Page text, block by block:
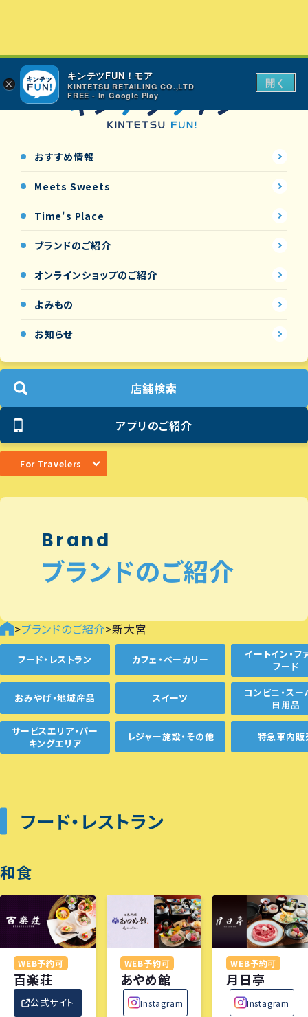
おすすめ情報
Meets Sweets
Time's Place
ブランドのご紹介
オンラインショップのご紹介
よみもの
お知らせ
店舗検索
アプリのご紹介
For Travelers
Brand
ブランドのご紹介
>ブランドのご紹介>新大宮
フード・レストラン カフェ・ベーカリー
イートイン・フ
フード
おみやげ・地域産品 スイーツ
コンビニ・スー
日用品
サービスエリア・パー
キングエリア
レジャー施設・その他 特急車内販
フード・レストラン
和食
WEB予約可
百楽荘
公式サイト
WEB予約可
あやめ館
Instagram
WEB予約可
月日亭
Instagram
×
キンテツFUN！モア
KINTETSU RETAILING CO.,LTD
FREE - In Google Play
開く